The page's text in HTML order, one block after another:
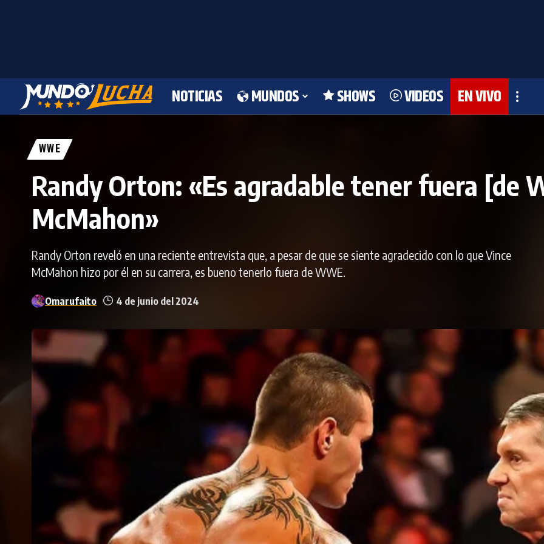
NOTICIAS MUNDOS SHOWS VIDEOS EN VIVO
WWE
Randy Orton: «Es agradable tener fuera [de
McMahon»
Randy Orton reveló en una reciente entrevista que, a pesar de que se siente agradecido con lo que Vince
McMahon hizo por él en su carrera, es bueno tenerlo fuera de WWE.
Omarufaito 4 de junio del 2024